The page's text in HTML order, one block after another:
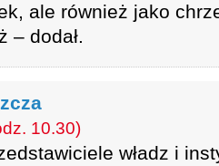
ale również jako
– dodał.
10.30)
władz i